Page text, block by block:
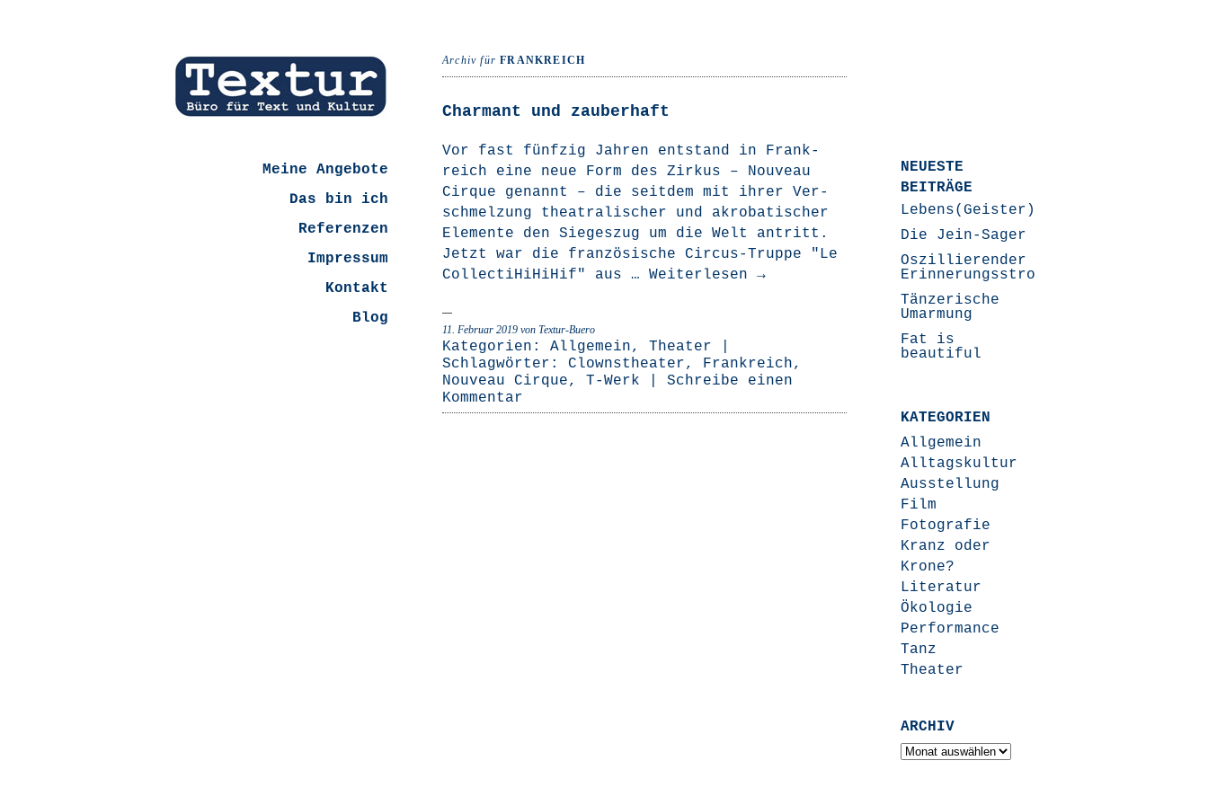
Meine Angebote
Das bin ich
Referenzen
Impressum
Kontakt
Blog
Archiv fürFRANKREICH
Charmant und zauberhaft
Vor fast fünf­zig Jah­ren ent­stand in Frank­
reich eine neue Form des Zir­kus – Nou­veau
Cir­que genannt – die seit­dem mit ihrer Ver­
schmel­zung thea­tra­li­scher und akro­ba­ti­scher
Ele­men­te den Sie­ges­zug um die Welt antritt.
Jetzt war die fran­zö­si­sche Cir­­cus-Trup­­pe "Le
Coll­ec­ti­Hi­Hi­Hif" aus … Wei­ter­le­sen →
11. Februar 2019 von Textur-Buero
Kategorien: Allgemein, Theater
Schlagwörter: Clownstheater, Frankreich,
Nouveau Cirque, T-Werk
Schreibe einen
Kommentar
NEUESTE
BEITRÄGE
Lebens(Geister)Geschichten
Die Jein-Sager
Oszillierender
Erinnerungsstrom
Tänzerische
Umarmung
Fat is
beautiful
KATEGORIEN
Allgemein
Alltagskultur
Ausstellung
Film
Fotografie
Kranz oder
Krone?
Literatur
Ökologie
Performance
Tanz
Theater
ARCHIV
Archiv